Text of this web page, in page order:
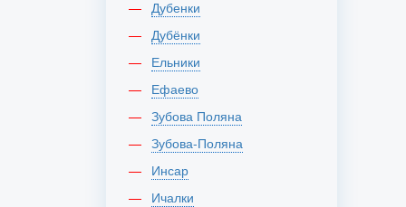
Дубенки
Дубёнки
Ельники
Ефаево
Зубова Поляна
Зубова-Поляна
Инсар
Ичалки